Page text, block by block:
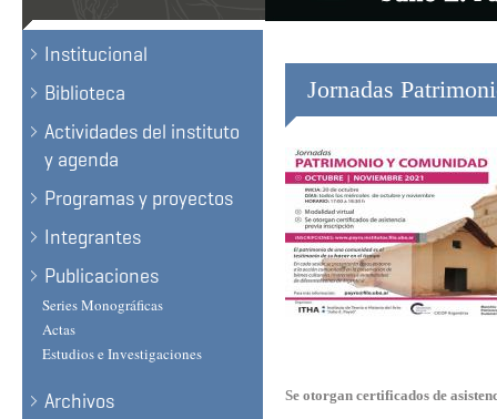
Institucional
Biblioteca
Actividades del instituto
y agenda
Programas y proyectos
Integrantes
Publicaciones
Series Monográficas
Actas
Estudios e Investigaciones
Archivos
Jornadas
Se otorgan certificados de